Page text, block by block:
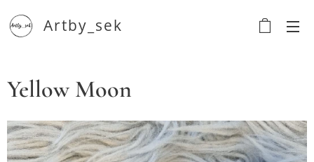
Artby_sek
Yellow Moon